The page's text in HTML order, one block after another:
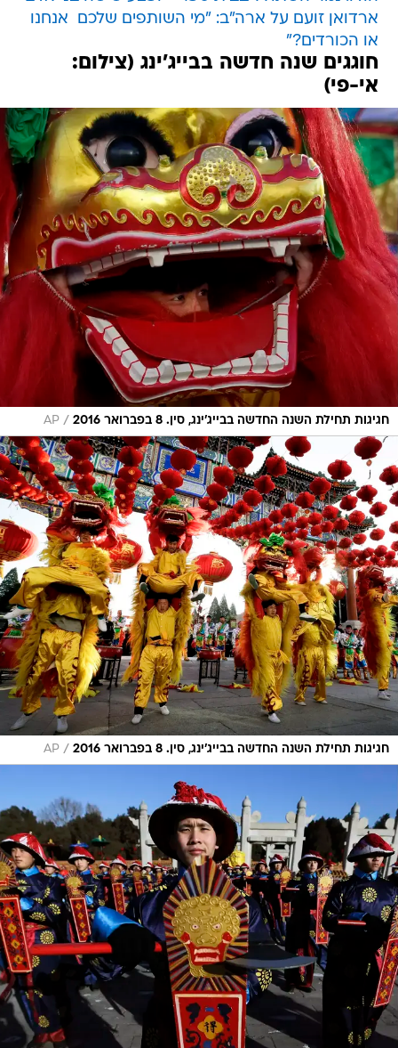
ארדואן זועם על ארה"ב: "מי השותפים שלכם  אנחנו
או הכורדים?"
חוגגים שנה חדשה בבייג'ינג (צילום:
אי-פי)
חגיגות תחילת השנה החדשה בבייג'ינג, סין. 8 בפברואר 2016 /
AP
חגיגות תחילת השנה החדשה בבייג'ינג, סין. 8 בפברואר 2016 /
AP